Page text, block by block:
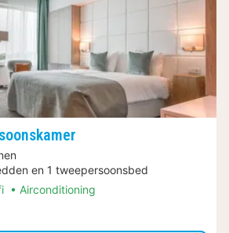
en 1 tweepersoonsbed
Airconditioning